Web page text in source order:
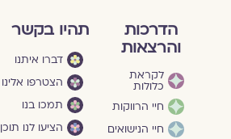
הדרכות
והרצאות
לקראת
כלולות
חיי הרווקות
חיי הנישואים
תהיו בקשר
דברו איתנו
הצטרפו אלינו
תמכו בנו
הציעו לנו תוכן